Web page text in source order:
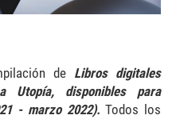
de Libros digitales
Utopía, disponibles para
- marzo 2022). Todos los